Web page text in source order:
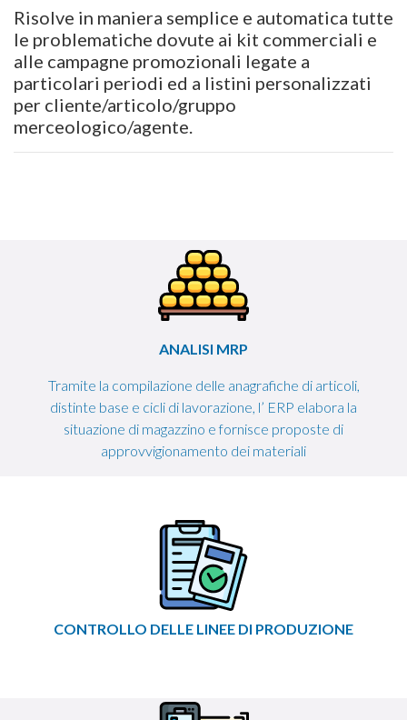
Risolve in maniera semplice e automatica tutte
le problematiche dovute ai kit commerciali e
alle campagne promozionali legate a
particolari periodi ed a listini personalizzati
per cliente/articolo/gruppo
merceologico/agente.
ANALISI MRP
Tramite la compilazione delle anagrafiche di articoli,
distinte base e cicli di lavorazione, l’ ERP elabora la
situazione di magazzino e fornisce proposte di
approvvigionamento dei materiali
CONTROLLO DELLE LINEE DI PRODUZIONE